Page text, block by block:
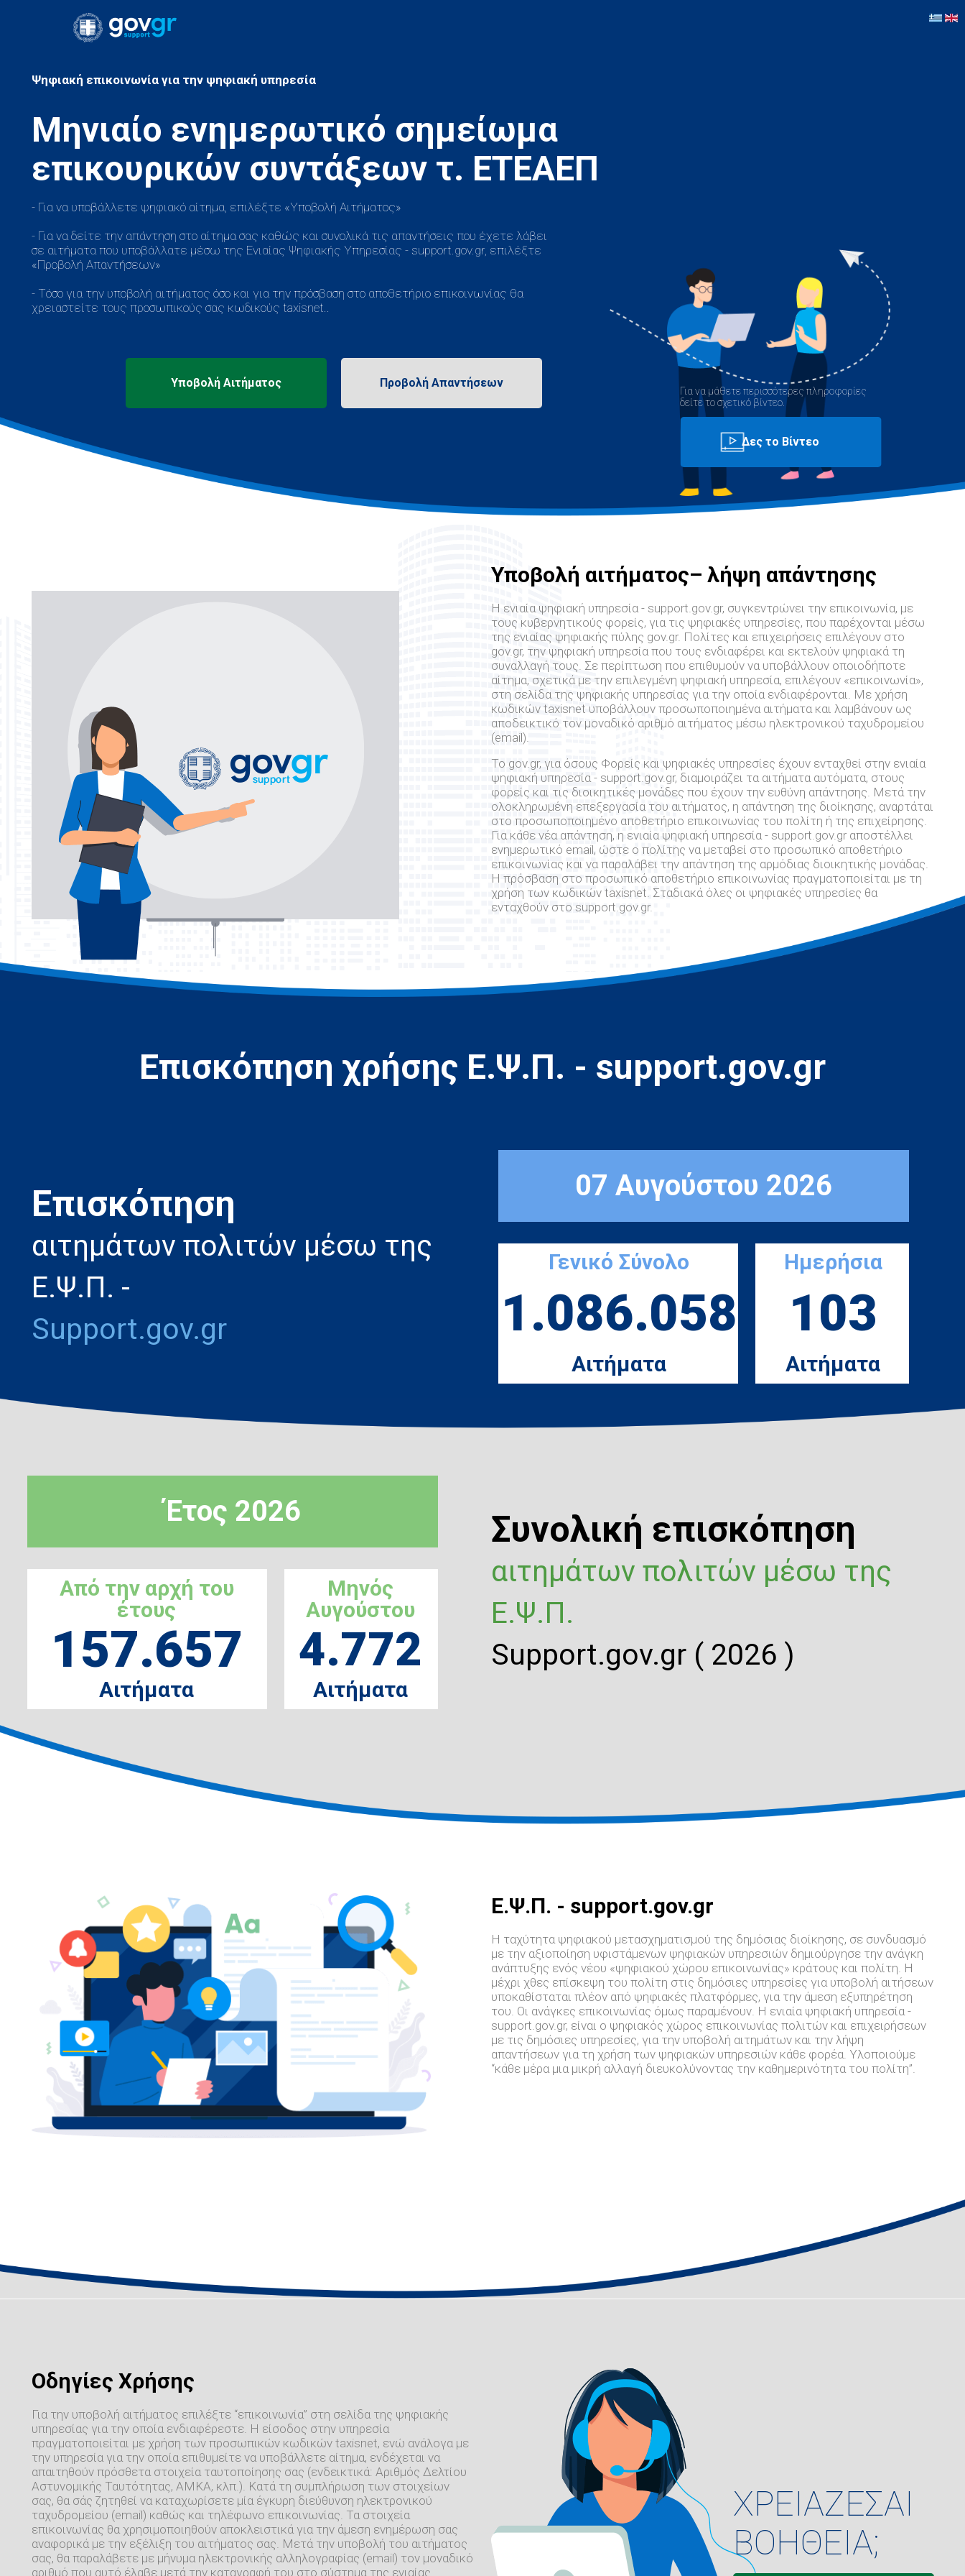
Μηνιαίο ενημερωτικό σημείωμα
- Για να υποβάλλετε ψηφιακό αίτημα, επιλέξτε «Υποβολή Αιτήματος»
- Για να δείτε την απάντηση στο αίτημα σας καθώς και συνολικά τις απαντήσεις που έχετε λάβει
σε αιτήματα που υποβάλλατε μέσω της Ενιαίας Ψηφιακής Υπηρεσίας - support.gov.gr, επιλέξτε
«Προβολή Απαντήσεων»
- Τόσο για την υποβολή αιτήματος όσο και για την πρόσβαση στο αποθετήριο επικοινωνίας θα
χρειαστείτε τους προσωπικούς σας κωδικούς taxisnet..
Για να μάθετε περισσότερες πληροφορίες
δείτε το σχετικό βίντεο.
Υποβολή αιτήματος– λήψη απάντησης
Η ενιαία ψηφιακή υπηρεσία - support.gov.gr, συγκεντρώνει την επικοινωνία, με
τους κυβερνητικούς φορείς, για τις ψηφιακές υπηρεσίες, που παρέχονται μέσω
της ενιαίας ψηφιακής πύλης gov.gr. Πολίτες και επιχειρήσεις επιλέγουν στο
gov.gr, την ψηφιακή υπηρεσία που τους ενδιαφέρει και εκτελούν ψηφιακά τη
συναλλαγή τους. Σε περίπτωση που επιθυμούν να υποβάλλουν οποιοδήποτε
αίτημα, σχετικά με την επιλεγμένη ψηφιακή υπηρεσία, επιλέγουν «επικοινωνία»,
στη σελίδα της ψηφιακής υπηρεσίας για την οποία ενδιαφέρονται. Με χρήση
κωδικών taxisnet υποβάλλουν προσωποποιημένα αιτήματα και λαμβάνουν ως
αποδεικτικό τον μοναδικό αριθμό αιτήματος μέσω ηλεκτρονικού ταχυδρομείου
(email).
Το gov.gr, για όσους Φορείς και ψηφιακές υπηρεσίες έχουν ενταχθεί στην ενιαία
ψηφιακή υπηρεσία - support.gov.gr, διαμοιράζει τα αιτήματα αυτόματα, στους
φορείς και τις διοικητικές μονάδες που έχουν την ευθύνη απάντησης. Μετά την
ολοκληρωμένη επεξεργασία του αιτήματος, η απάντηση της διοίκησης, αναρτάται
στο προσωποποιημένο αποθετήριο επικοινωνίας του πολίτη ή της επιχείρησης.
Για κάθε νέα απάντηση, η ενιαία ψηφιακή υπηρεσία - support.gov.gr αποστέλλει
ενημερωτικό email, ώστε ο πολίτης να μεταβεί στο προσωπικό αποθετήριο
επικοινωνίας και να παραλάβει την απάντηση της αρμόδιας διοικητικής μονάδας.
Η πρόσβαση στο προσωπικό αποθετήριο επικοινωνίας πραγματοποιείται με τη
χρήση των κωδικών taxisnet. Σταδιακά όλες οι ψηφιακές υπηρεσίες θα
ενταχθούν στο support.gov.gr.
Επισκόπηση χρήσης Ε.Ψ.Π. - support.gov.gr
Eπισκόπηση
αιτημάτων πολιτών μέσω της
Ε.Ψ.Π. -
Support.gov.gr
07 Αυγούστου 2026
Γενικό Σύνολο
1.086.058
Αιτήματα
Ημερήσια
103
Αιτήματα
Έτος 2026
Από την αρχή του
έτους
157.657
Αιτήματα
Μηνός
Αυγούστου
4.772
Αιτήματα
Συνολική επισκόπηση
αιτημάτων πολιτών μέσω της
Ε.Ψ.Π.
Support.gov.gr ( 2026 )
E.Ψ.Π. - support.gov.gr
Η ταχύτητα ψηφιακού μετασχηματισμού της δημόσιας διοίκησης, σε συνδυασμό
με την αξιοποίηση υφιστάμενων ψηφιακών υπηρεσιών δημιούργησε την ανάγκη
ανάπτυξης ενός νέου «ψηφιακού χώρου επικοινωνίας» κράτους και πολίτη. Η
μέχρι χθες επίσκεψη του πολίτη στις δημόσιες υπηρεσίες για υποβολή αιτήσεων
υποκαθίσταται πλέον από ψηφιακές πλατφόρμες, για την άμεση εξυπηρέτηση
του. Οι ανάγκες επικοινωνίας όμως παραμένουν. Η ενιαία ψηφιακή υπηρεσία -
support.gov.gr, είναι ο ψηφιακός χώρος επικοινωνίας πολιτών και επιχειρήσεων
με τις δημόσιες υπηρεσίες, για την υποβολή αιτημάτων και την λήψη
απαντήσεων για τη χρήση των ψηφιακών υπηρεσιών κάθε φορέα. Υλοποιούμε
“κάθε μέρα μια μικρή αλλαγή διευκολύνοντας την καθημερινότητα του πολίτη”.
Οδηγίες Χρήσης
Για την υποβολή αιτήματος επιλέξτε “επικοινωνία” στη σελίδα της ψηφιακής
υπηρεσίας για την οποία ενδιαφέρεστε. Η είσοδος στην υπηρεσία
πραγματοποιείται με χρήση των προσωπικών κωδικών taxisnet, ενώ ανάλογα με
την υπηρεσία για την οποία επιθυμείτε να υποβάλλετε αίτημα, ενδέχεται να
απαιτηθούν πρόσθετα στοιχεία ταυτοποίησης σας (ενδεικτικά: Αριθμός Δελτίου
Αστυνομικής Ταυτότητας, ΑΜΚΑ, κλπ.). Κατά τη συμπλήρωση των στοιχείων
σας, θα σάς ζητηθεί να καταχωρίσετε μία έγκυρη διεύθυνση ηλεκτρονικού
ταχυδρομείου (email) καθώς και τηλέφωνο επικοινωνίας. Τα στοιχεία
επικοινωνίας θα χρησιμοποιηθούν αποκλειστικά για την άμεση ενημέρωση σας
αναφορικά με την εξέλιξη του αιτήματος σας. Μετά την υποβολή του αιτήματος
σας, θα παραλάβετε με μήνυμα ηλεκτρονικής αλληλογραφίας (email) τον μοναδικό
αριθμό που αυτό έλαβε μετά την καταγραφή του στο σύστημα της ενιαίας
ΧΡΕΙΑΖΕΣΑΙ
ΒΟΗΘΕΙΑ;